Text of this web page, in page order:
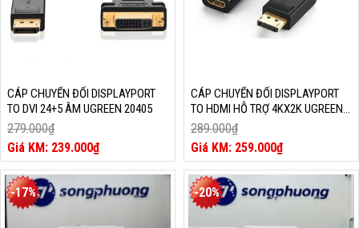
CÁP CHUYỂN ĐỔI DISPLAYPORT
TO DVI 24+5 ÂM UGREEN 20405
279.000₫
Giá
gốc
là:
279.000₫.
239.000₫
Giá
hiện
tại
là:
239.000₫.
CÁP CHUYỂN ĐỔI DISPLAYPORT
TO HDMI HỖ TRỢ 4KX2K UGREEN
40363
289.000₫
Giá
gốc
là:
289.000₫.
259.000₫
Giá
hiện
tại
là:
-17% -20%